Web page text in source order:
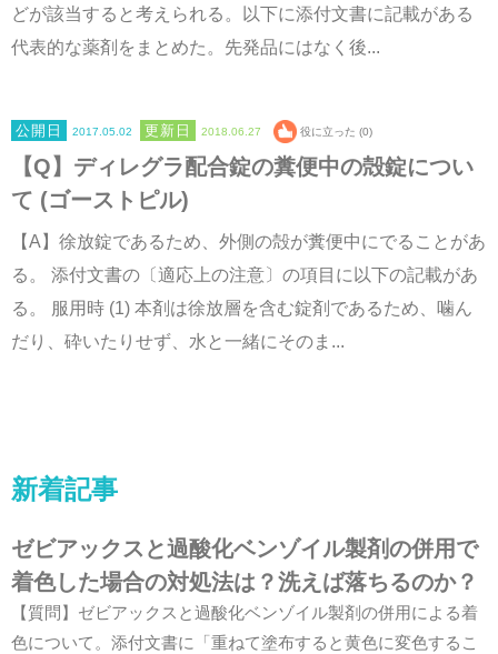
どが該当すると考えられる。以下に添付文書に記載がある
代表的な薬剤をまとめた。先発品にはなく後...
2017.05.02 2018.06.27 役に立った (0)
【Q】ディレグラ配合錠の糞便中の殻錠につい
て (ゴーストピル)
【A】徐放錠であるため、外側の殻が糞便中にでることがあ
る。 添付文書の〔適応上の注意〕の項目に以下の記載があ
る。 服用時 (1) 本剤は徐放層を含む錠剤であるため、噛ん
だり、砕いたりせず、水と一緒にそのま...
新着記事
ゼビアックスと過酸化ベンゾイル製剤の併用で
着色した場合の対処法は？洗えば落ちるのか？
【質問】ゼビアックスと過酸化ベンゾイル製剤の併用による着
色について。添付文書に「重ねて塗布すると黄色に変色するこ